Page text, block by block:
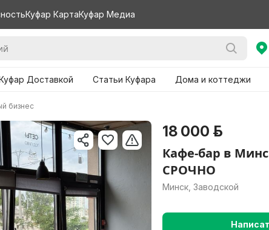
Куфар КартаКуфар Медиа
Доставкой Статьи Куфара Дома и коттеджи
бизнес
18 000 р.
Кафе-бар в
СРОЧНО
Минск, Заводской